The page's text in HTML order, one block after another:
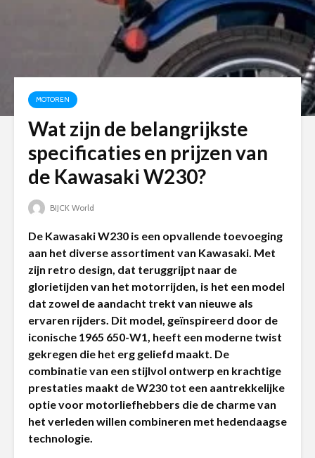
MOTOREN
Wat zijn de belangrijkste
specificaties en prijzen van
de Kawasaki W230?
BIJCK World
De Kawasaki W230 is een opvallende toevoeging
aan het diverse assortiment van Kawasaki. Met
zijn retro design, dat teruggrijpt naar de
glorietijden van het motorrijden, is het een model
dat zowel de aandacht trekt van nieuwe als
ervaren rijders. Dit model, geïnspireerd door de
iconische 1965 650-W1, heeft een moderne twist
gekregen die het erg geliefd maakt. De
combinatie van een stijlvol ontwerp en krachtige
prestaties maakt de W230 tot een aantrekkelijke
optie voor motorliefhebbers die de charme van
het verleden willen combineren met hedendaagse
technologie.